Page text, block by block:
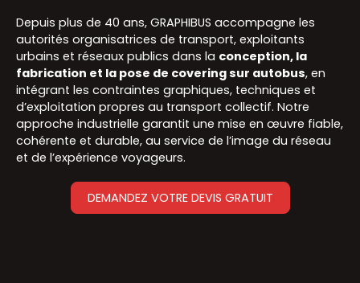
Depuis plus de 40 ans, GRAPHIBUS accompagne les
autorités organisatrices de transport, exploitants
urbains et réseaux publics dans la conception, la
fabrication et la pose de covering sur autobus, en
intégrant les contraintes graphiques, techniques et
d’exploitation propres au transport collectif. Notre
approche industrielle garantit une mise en œuvre fiable,
cohérente et durable, au service de l’image du réseau
et de l’expérience voyageurs.
DEMANDEZ VOTRE DEVIS GRATUIT